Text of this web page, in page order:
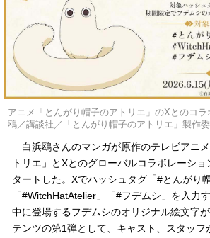
アニメ「とんがり帽子のアトリエ」のXとのコ
鴎／講談社／「とんがり帽子のアトリエ」製作
白浜鴎さんのマンガが原作のテレビアニ
トリエ」とXとのグローバルコラボレーシ
タートした。Xでハッシュタグ「#とんがり
「#WitchHatAtelier」「#フデムシ」を入力
中に登場するフデムシのオリジナル絵文字
テンツの第1弾として、キャスト、スタッフ